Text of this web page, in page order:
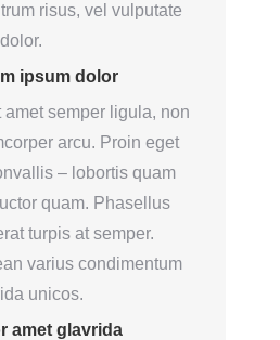
risus, vel vulputate
ipsum dolor
amet semper ligula, non
arcu. Proin eget
– lobortis quam
quam. Phasellus
turpis at semper.
varius condimentum
unicos.
amet glavrida